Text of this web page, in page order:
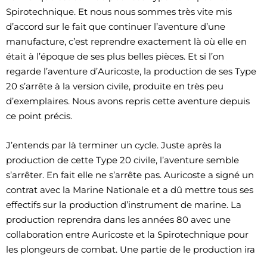
Spirotechnique. Et nous nous sommes très vite mis
d’accord sur le fait que continuer l’aventure d’une
manufacture, c’est reprendre exactement là où elle en
était à l’époque de ses plus belles pièces. Et si l’on
regarde l’aventure d’Auricoste, la production de ses Type
20 s’arrête à la version civile, produite en très peu
d’exemplaires. Nous avons repris cette aventure depuis
ce point précis.
J’entends par là terminer un cycle. Juste après la
production de cette Type 20 civile, l’aventure semble
s’arrêter. En fait elle ne s’arrête pas. Auricoste a signé un
contrat avec la Marine Nationale et a dû mettre tous ses
effectifs sur la production d’instrument de marine. La
production reprendra dans les années 80 avec une
collaboration entre Auricoste et la Spirotechnique pour
les plongeurs de combat. Une partie de le production ira